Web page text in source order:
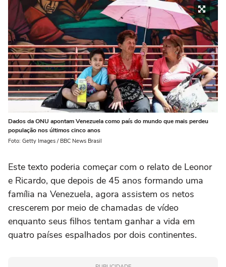
Dados da ONU apontam Venezuela como país do mundo que mais perdeu
população nos últimos cinco anos
Foto: Getty Images / BBC News Brasil
Este texto poderia começar com o relato de Leonor
e Ricardo, que depois de 45 anos formando uma
família na Venezuela, agora assistem os netos
crescerem por meio de chamadas de vídeo
enquanto seus filhos tentam ganhar a vida em
quatro países espalhados por dois continentes.